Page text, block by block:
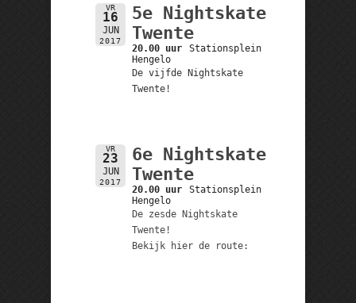
VR
16
JUN
2017
5e Nightskate
Twente
20.00 uur
Stationsplein
Hengelo
De vijfde Nightskate
Twente!
VR
23
JUN
2017
6e Nightskate
Twente
20.00 uur
Stationsplein
Hengelo
De zesde Nightskate
Twente!
Bekijk hier de route: